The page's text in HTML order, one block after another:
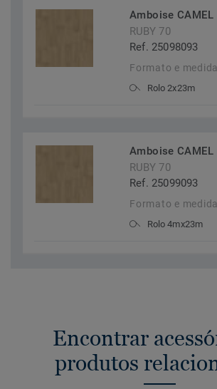
Amboise CAMEL
RUBY 70
Ref. 25098093
Formato e
Rolo 2x23m
Amboise CAMEL
RUBY 70
Ref. 25099093
Formato e
Rolo 4mx23m
Encontrar
produtos